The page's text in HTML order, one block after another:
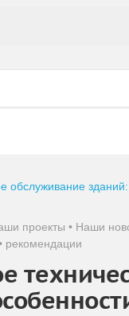
проекты • Наши
рекомендации